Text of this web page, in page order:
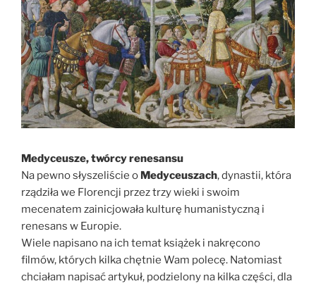
Medyceusze, twórcy renesansu
Na pewno słyszeliście o Medyceuszach, dynastii, która
rządziła we Florencji przez trzy wieki i swoim
mecenatem zainicjowała kulturę humanistyczną i
renesans w Europie.
Wiele napisano na ich temat książek i nakręcono
filmów, których kilka chętnie Wam polecę. Natomiast
chciałam napisać artykuł, podzielony na kilka części, dla